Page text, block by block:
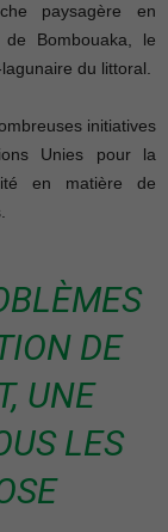
paysagère en
Bombouaka, le
du littoral.
initiatives
Unies pour la
en matière de
DE
UNE
LES